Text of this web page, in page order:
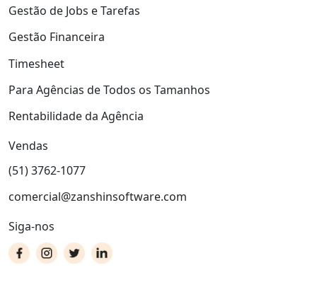
Gestão de Jobs e Tarefas
Gestão Financeira
Timesheet
Para Agências de Todos os Tamanhos
Rentabilidade da Agência
Vendas
(51) 3762-1077
comercial@zanshinsoftware.com
Siga-nos